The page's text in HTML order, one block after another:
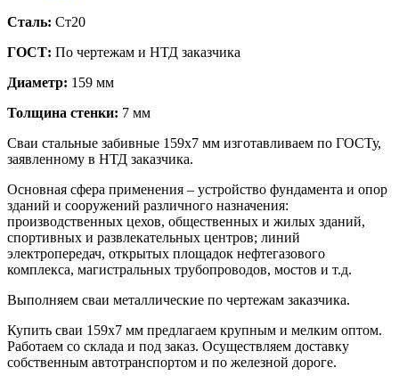
Сталь: Ст20
ГОСТ: По чертежам и НТД заказчика
Диаметр: 159 мм
Толщина стенки: 7 мм
Сваи стальные забивные 159х7 мм изготавливаем по ГОСТу,
заявленному в НТД заказчика.
Основная сфера применения – устройство фундамента и опор
зданий и сооружений различного назначения:
производственных цехов, общественных и жилых зданий,
спортивных и развлекательных центров; линий
электропередач, открытых площадок нефтегазового
комплекса, магистральных трубопроводов, мостов и т.д.
Выполняем сваи металлические по чертежам заказчика.
Купить сваи 159х7 мм предлагаем крупным и мелким оптом.
Работаем со склада и под заказ. Осуществляем доставку
собственным автотранспортом и по железной дороге.